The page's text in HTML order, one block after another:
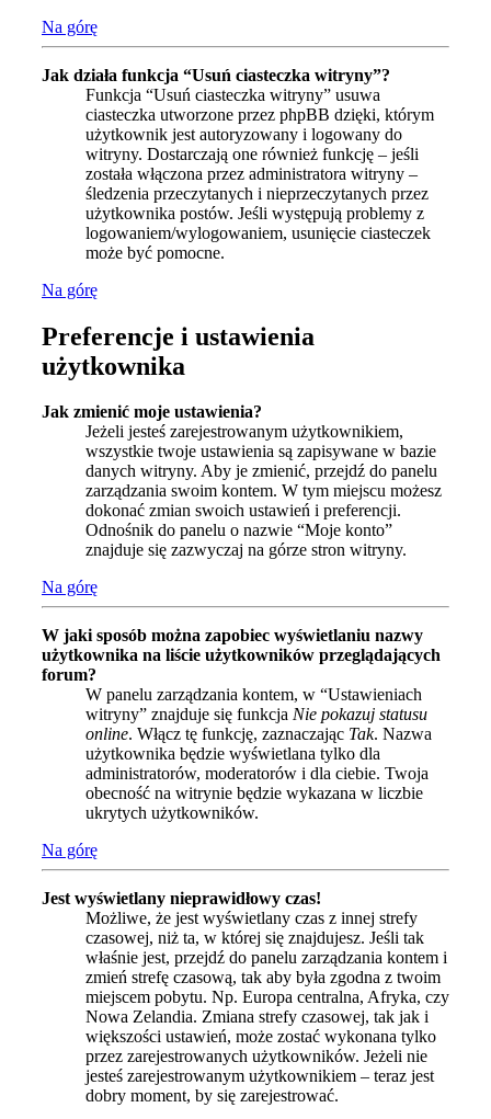
Na górę
Jak działa funkcja “Usuń ciasteczka witryny”?
Funkcja “Usuń ciasteczka witryny” usuwa
ciasteczka utworzone przez phpBB dzięki, którym
użytkownik jest autoryzowany i logowany do
witryny. Dostarczają one również funkcję – jeśli
została włączona przez administratora witryny –
śledzenia przeczytanych i nieprzeczytanych przez
użytkownika postów. Jeśli występują problemy z
logowaniem/wylogowaniem, usunięcie ciasteczek
może być pomocne.
Na górę
Preferencje i ustawienia
użytkownika
Jak zmienić moje ustawienia?
Jeżeli jesteś zarejestrowanym użytkownikiem,
wszystkie twoje ustawienia są zapisywane w bazie
danych witryny. Aby je zmienić, przejdź do panelu
zarządzania swoim kontem. W tym miejscu możesz
dokonać zmian swoich ustawień i preferencji.
Odnośnik do panelu o nazwie “Moje konto”
znajduje się zazwyczaj na górze stron witryny.
Na górę
W jaki sposób można zapobiec wyświetlaniu nazwy
użytkownika na liście użytkowników przeglądających
forum?
W panelu zarządzania kontem, w “Ustawieniach
witryny” znajduje się funkcja Nie pokazuj statusu
online. Włącz tę funkcję, zaznaczając Tak. Nazwa
użytkownika będzie wyświetlana tylko dla
administratorów, moderatorów i dla ciebie. Twoja
obecność na witrynie będzie wykazana w liczbie
ukrytych użytkowników.
Na górę
Jest wyświetlany nieprawidłowy czas!
Możliwe, że jest wyświetlany czas z innej strefy
czasowej, niż ta, w której się znajdujesz. Jeśli tak
właśnie jest, przejdź do panelu zarządzania kontem i
zmień strefę czasową, tak aby była zgodna z twoim
miejscem pobytu. Np. Europa centralna, Afryka, czy
Nowa Zelandia. Zmiana strefy czasowej, tak jak i
większości ustawień, może zostać wykonana tylko
przez zarejestrowanych użytkowników. Jeżeli nie
jesteś zarejestrowanym użytkownikiem – teraz jest
dobry moment, by się zarejestrować.